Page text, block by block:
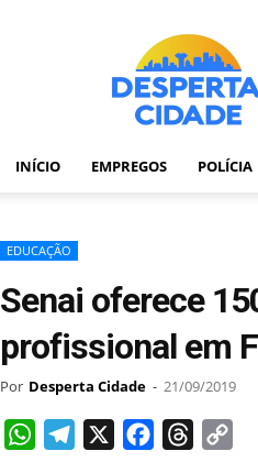
Desperta
Cidade
–
Portal
notícias
Bahia
INÍCIO EMPREGOS POLÍCIA
EDUCAÇÃO
Senai oferece
profissional em
Por Desperta Cidade - 21/09/2019
WhatsAppTelegram FacebookThreads